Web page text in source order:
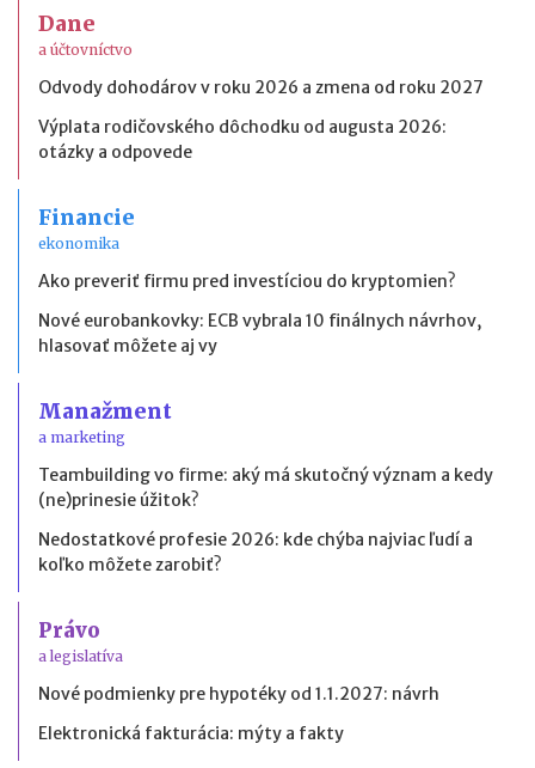
Dane
a účtovníctvo
Odvody dohodárov v roku 2026 a zmena od roku 2027
Výplata rodičovského dôchodku od augusta 2026:
otázky a odpovede
Financie
ekonomika
Ako preveriť firmu pred investíciou do kryptomien?
Nové eurobankovky: ECB vybrala 10 finálnych návrhov,
hlasovať môžete aj vy
Manažment
a marketing
Teambuilding vo firme: aký má skutočný význam a kedy
(ne)prinesie úžitok?
Nedostatkové profesie 2026: kde chýba najviac ľudí a
koľko môžete zarobiť?
Právo
a legislatíva
Nové podmienky pre hypotéky od 1.1.2027: návrh
Elektronická fakturácia: mýty a fakty